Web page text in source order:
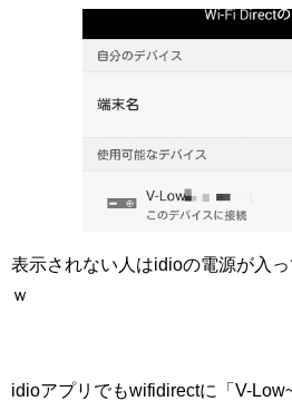
表示されない人はidioの電源が入
ｗ
idioアプリでもwifidirectに「V-